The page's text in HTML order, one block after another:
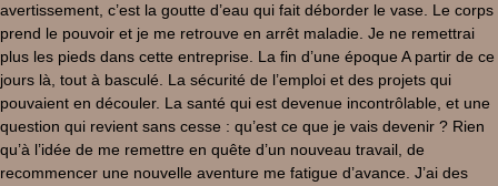
avertissement, c’est la goutte d’eau qui fait déborder le vase. Le corps
prend le pouvoir et je me retrouve en arrêt maladie. Je ne remettrai
plus les pieds dans cette entreprise. La fin d’une époque A partir de ce
jours là, tout à basculé. La sécurité de l’emploi et des projets qui
pouvaient en découler. La santé qui est devenue incontrôlable, et une
question qui revient sans cesse : qu’est ce que je vais devenir ? Rien
qu’à l’idée de me remettre en quête d’un nouveau travail, de
recommencer une nouvelle aventure me fatigue d’avance. J’ai des